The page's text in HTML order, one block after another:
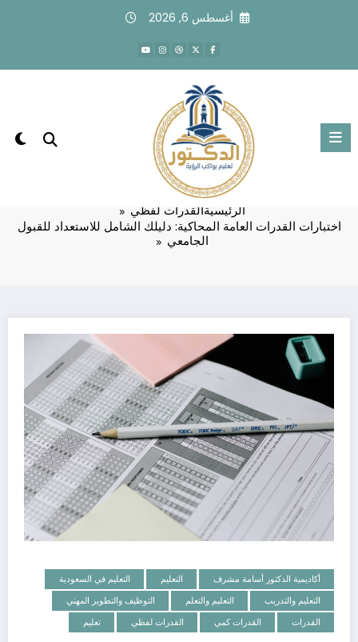
أغسطس 6, 2026
اختبارات القدرات العامة المحاكية: دليلك
الشامل للاستعداد للقبول الجامعي
الرئيسيةالقدرات لفظي
اختبارات القدرات العامة المحاكية: دليلك الشامل للاستعداد للقبول
الجامعي
أكاديمية الدكتور أسامة مشرف التعليم
التعليم في السعودية
التعليم والتدريب
التعليم والتعلم
التوظيف والتطوير المهني
القدرات
القدرات كمي القدرات لفظي تعليم